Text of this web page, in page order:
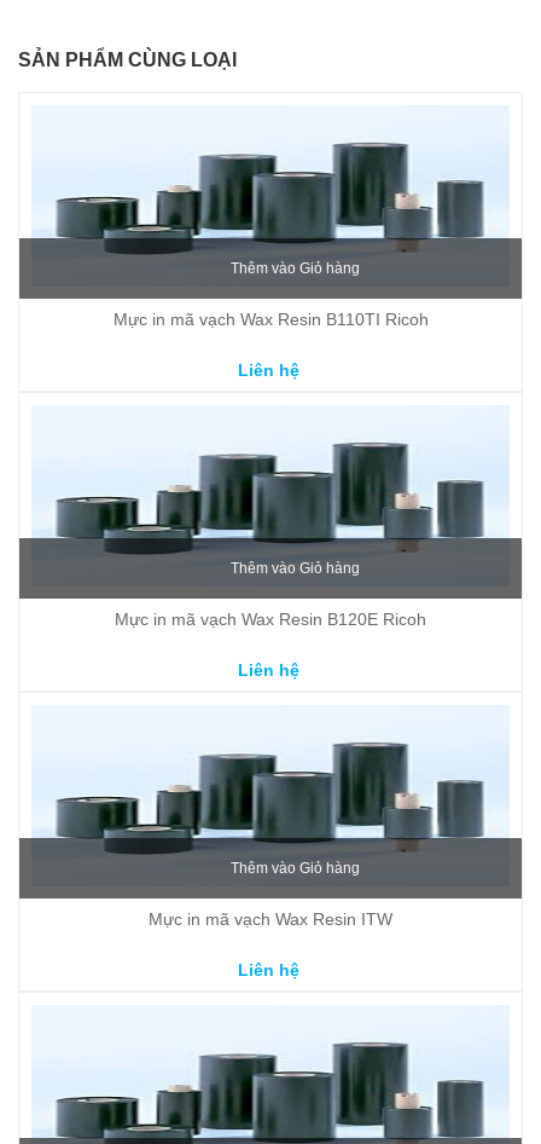
SẢN PHẨM CÙNG LOẠI
Thêm vào Giỏ hàng
Mực in mã vạch Wax Resin B110TI Ricoh
Liên hệ
Thêm vào Giỏ hàng
Mực in mã vạch Wax Resin B120E Ricoh
Liên hệ
Thêm vào Giỏ hàng
Mực in mã vạch Wax Resin ITW
Liên hệ